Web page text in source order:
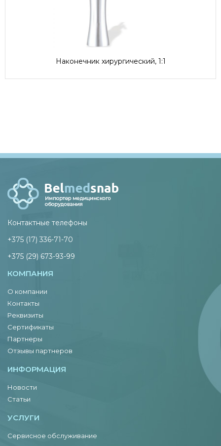
Наконечник хирургический, 1:1
Контактные телефоны
+375 (17) 336-71-70
+375 (29) 673-93-99
КОМПАНИЯ
О компании
Контакты
Реквизиты
Сертификаты
Партнеры
Отзывы партнеров
ИНФОРМАЦИЯ
Новости
Статьи
УСЛУГИ
Сервисное обслуживание